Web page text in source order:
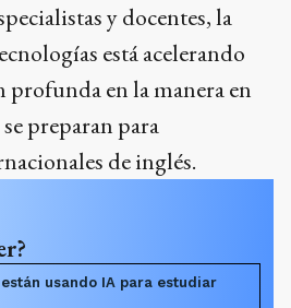
y docentes, la
está acelerando
en la manera en
preparan para
de inglés.
usando IA para estudiar